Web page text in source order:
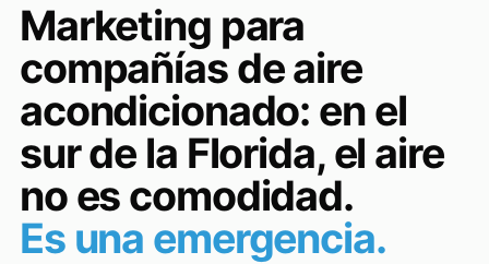
Marketing para
compañías de aire
acondicionado: en el
sur de la Florida, el aire
no es comodidad.
Es una emergencia.